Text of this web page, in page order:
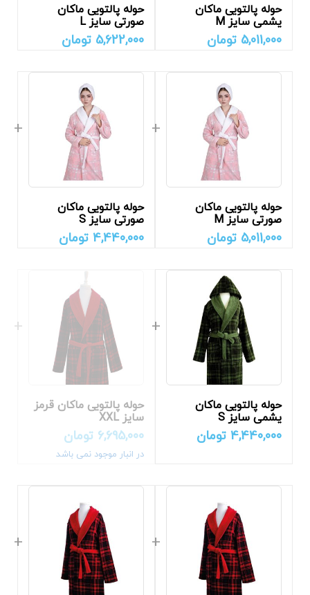
حوله پالتویی ماکان
یشمی سایز M
5,011,000 تومان
حوله پالتویی ماکان
صورتی سایز L
5,622,000 تومان
حوله پالتویی ماکان
صورتی سایز M
5,011,000 تومان
حوله پالتویی ماکان
صورتی سایز S
4,440,000 تومان
حوله پالتویی ماکان
یشمی سایز S
4,440,000 تومان
حوله پالتویی ماکان قرمز
سایز XXL
6,695,000 تومان
در انبار موجود نمی باشد